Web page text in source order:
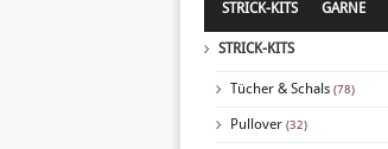
STRICK-KITS GARNE
STRICK-KITS
Tücher & Schals (78)
Pullover (32)